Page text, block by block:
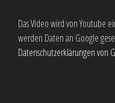
Das Video wird von Youtube
werden Daten an Google
Datenschutzerklärungen von